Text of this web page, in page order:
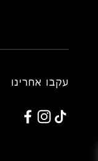
עקבו אחרינו